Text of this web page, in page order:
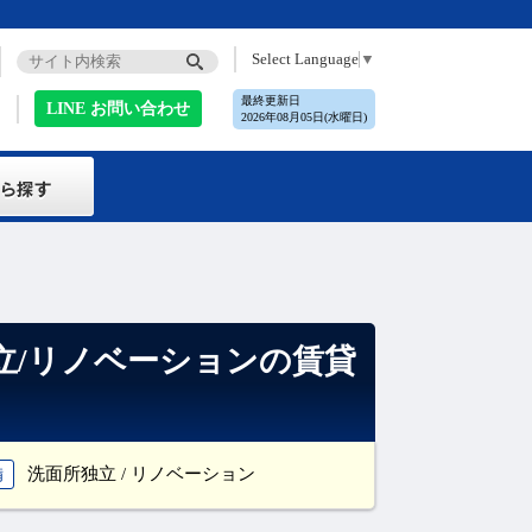
Select Language ▼
LINE お問い合わせ
最終更新日
2026年08月05日(水曜日)
/リノベーションの賃貸
洗面所独立 / リノベーション